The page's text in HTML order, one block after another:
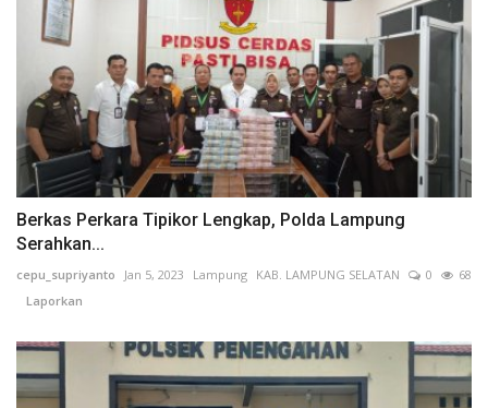
Berkas Perkara Tipikor Lengkap, Polda Lampung
Serahkan...
cepu_supriyanto Jan 5, 2023 Lampung KAB. LAMPUNG SELATAN 0
68
Laporkan